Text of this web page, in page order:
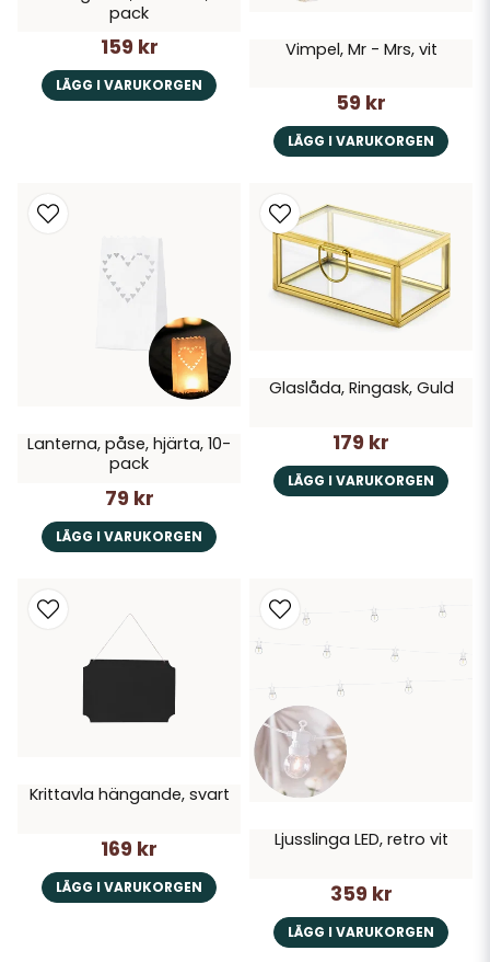
pack
159 kr
LÄGG I VARUKORGEN
Vimpel, Mr - Mrs, vit
59 kr
LÄGG I VARUKORGEN
Lanterna, påse, hjärta, 10-
pack
79 kr
LÄGG I VARUKORGEN
Glaslåda, Ringask, Guld
179 kr
LÄGG I VARUKORGEN
Krittavla hängande, svart
169 kr
LÄGG I VARUKORGEN
Ljusslinga LED, retro vit
359 kr
LÄGG I VARUKORGEN